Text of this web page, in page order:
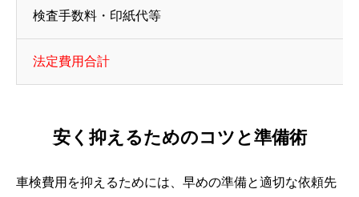
検査手数料・印紙代等
法定費用合計
安く抑えるためのコツと準備術
車検費用を抑えるためには、早めの準備と適切な依頼先